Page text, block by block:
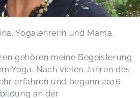
öfter machen. ☺️ Schöne
und kuschelige
Yogalehrerin und Mama.
gehören meine Begeisterung
Yoga. Nach vielen Jahren des
erfahren und begann 2016
an der